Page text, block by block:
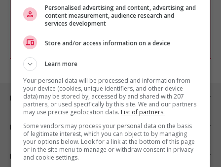
outils pour raffiner votre recherche, ou
chercher un poste selon votre profil
d'intérêt en emploi en vous
comme membre Jobboom.
Emplois par ville
Emplois par secteur
Emplois par statut
Personalised advertising and content, advertising and
content measurement, audience research and
services development
Store and/or access information on a device
Learn more
Your personal data will be processed and information from
your device (cookies, unique identifiers, and other device
data) may be stored by, accessed by and shared with 207
partners, or used specifically by this site. We and our partners
may use precise geolocation data. List of partners.
Some vendors may process your personal data on the basis
of legitimate interest, which you can object to by managing
your options below. Look for a link at the bottom of this page
or in the site menu to manage or withdraw consent in privacy
and cookie settings.